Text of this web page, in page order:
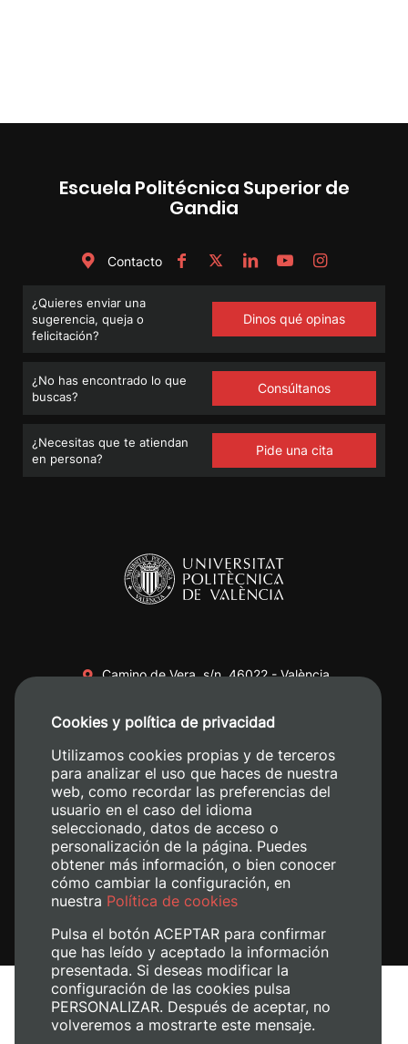
Escuela Politécnica Superior de
Gandia
Contacto
¿Quieres enviar una
sugerencia, queja o
felicitación?
Dinos qué opinas
¿No has encontrado lo que
buscas?
Consúltanos
¿Necesitas que te atiendan
en persona?
Pide una cita
Camino de Vera, s/n. 46022 - València
+34 620 04 00 50
Aviso legal
Política de cookies
Cookies y política de privacidad
Utilizamos cookies propias y de terceros
para analizar el uso que haces de nuestra
web, como recordar las preferencias del
usuario en el caso del idioma
seleccionado, datos de acceso o
personalización de la página. Puedes
obtener más información, o bien conocer
cómo cambiar la configuración, en
nuestra Política de cookies
Pulsa el botón ACEPTAR para confirmar
que has leído y aceptado la información
presentada. Si deseas modificar la
configuración de las cookies pulsa
PERSONALIZAR. Después de aceptar, no
volveremos a mostrarte este mensaje.